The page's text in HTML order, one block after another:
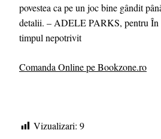
povestea ca pe un joc bine gândit
detalii. – ADELE PARKS, pentru
timpul nepotrivit
Comanda Online pe Bookzone.ro
Vizualizari: 9